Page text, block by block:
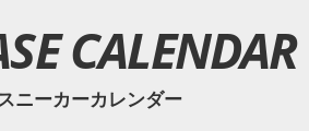
CALENDAR
ニーカーカレンダー